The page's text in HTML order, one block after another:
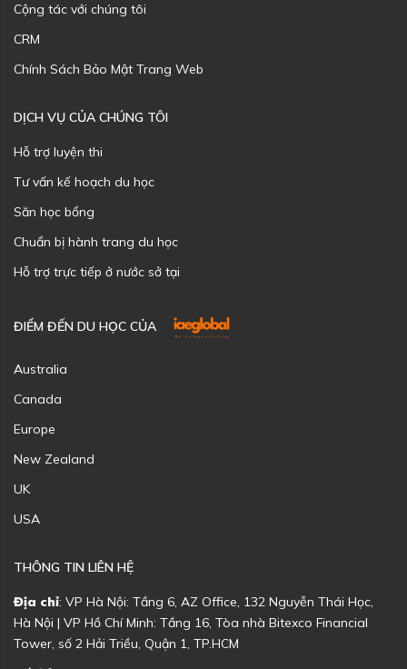
Cộng tác với chúng tôi
CRM
Chính Sách Bảo Mật Trang Web
DỊCH VỤ CỦA CHÚNG TÔI
Hỗ trợ luyện thi
Tư vấn kế hoạch du học
Săn học bổng
Chuẩn bị hành trang du học
Hỗ trợ trực tiếp ở nước sở tại
ĐIỂM ĐẾN DU HỌC CỦA
Australia
Canada
Europe
New Zealand
UK
USA
THÔNG TIN LIÊN HỆ
Địa chỉ: VP Hà Nội: Tầng 6, AZ Office, 132 Nguyễn Thái Học,
Hà Nội | VP Hồ Chí Minh: Tầng 16, Tòa nhà Bitexco Financial
Tower, số 2 Hải Triều, Quận 1, TP.HCM